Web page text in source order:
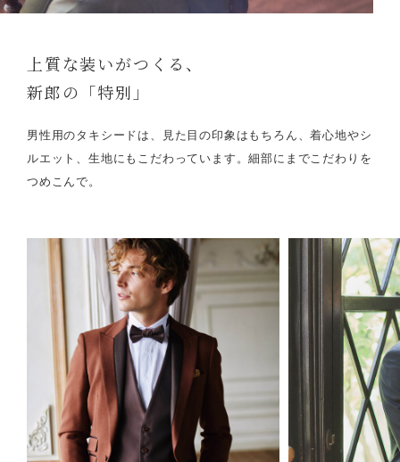
上質な装いがつくる、
新郎の「特別」
男性用のタキシードは、見た目の印象はもちろん、着心地やシ
ルエット、生地にもこだわっています。細部にまでこだわりを
つめこんで。